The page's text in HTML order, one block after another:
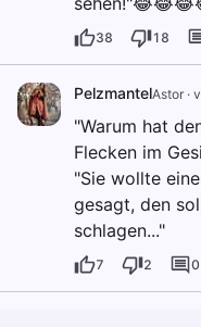
38 18
PelzmantelAstor ·
"Warum hat
Flecken im
"Sie wollte
gesagt, den
schlagen..."
7 2 0